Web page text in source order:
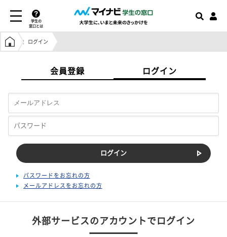
学生の
窓口とは
学生の窓口トップ
ログイン
会員登録 ログイン
パスワードをお忘れの方
メールアドレスをお忘れの方
外部サービスのアカウントでログイン